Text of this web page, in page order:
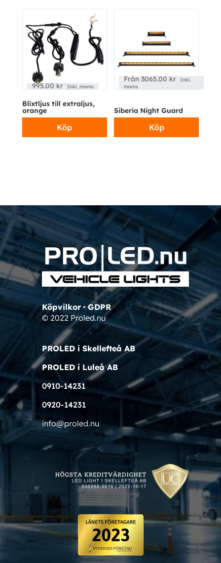
995.00 kr Inkl. moms
Blixtljus till extraljus,
orange
Köp
Från3065.00 kr
Inkl.
moms
Siberia Night Guard
Köp
Köpvilkor•GDPR
© 2022 Proled.nu
PROLED i Skellefteå AB
PROLED i Luleå AB
0910-14231
0920-14231
info@proled.nu